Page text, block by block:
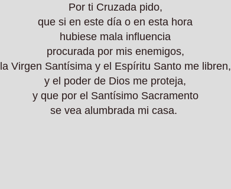
Por ti Cruzada pido,
que si en este día o en esta hora
hubiese mala influencia
procurada por mis enemigos,
la Virgen Santísima y el Espíritu Santo me libren,
y el poder de Dios me proteja,
y que por el Santísimo Sacramento
se vea alumbrada mi casa.